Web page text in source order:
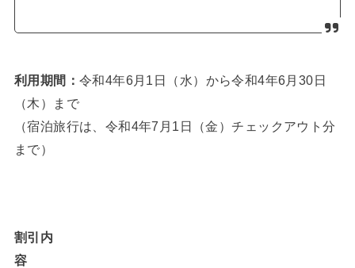
利用期間： 令和4年6月1日（水）から令和4年6月30日
（木）まで
（宿泊旅行は、令和4年7月1日（金）チェックアウト分
まで）
割引内
容